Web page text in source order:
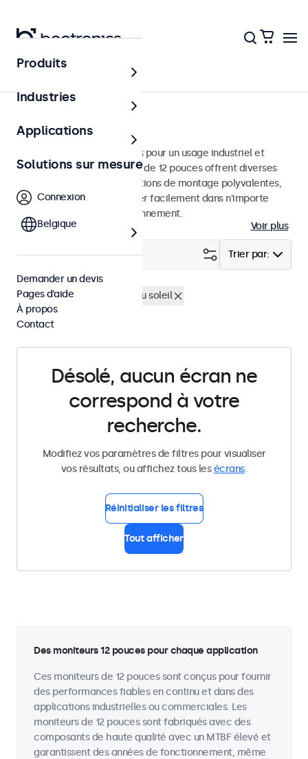
Écrans
Moniteurs 12 pouces
Moniteurs 12 pouces conçus pour un usage industriel et
commercial. Ces moniteurs de 12 pouces offrent diverses
connexions vidéo et des options de montage polyvalentes,
leur permettant de s'intégrer facilement dans n'importe
quelle application et environnement.
Voir plus
Trier par:
Filtrer (0)
Écrans 12 pouces
Lisible au soleil
Supprimer tous les filtres
Désolé, aucun écran ne
correspond à votre
recherche.
Modifiez vos paramètres de filtres pour visualiser
vos résultats, ou affichez tous lesécrans.
Réinitialiser les filtres
Tout afficher
Des moniteurs 12 pouces pour chaque application
Ces moniteurs de 12 pouces sont conçus pour fournir
des performances fiables en continu et dans des
applications industrielles ou commerciales. Les
moniteurs de 12 pouces sont fabriqués avec des
composants de haute qualité avec un MTBF élevé et
garantissent des années de fonctionnement, même
Produits
Industries
Applications
Solutions sur mesure
Connexion
Belgique
Demander un devis
Pages d’aide
À propos
Contact